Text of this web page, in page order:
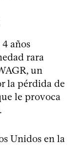
años
rara
un
la pérdida de
le provoca
Unidos en la